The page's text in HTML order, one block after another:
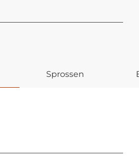
Sprossen